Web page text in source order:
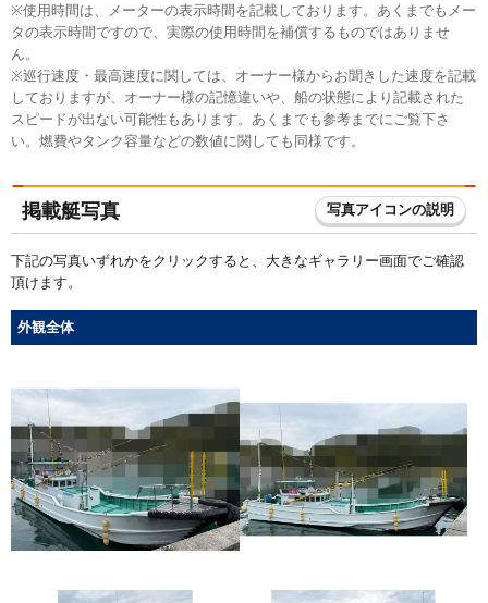
※使用時間は、メーターの表示時間を記載しております。あくまでもメー
タの表示時間ですので、実際の使用時間を補償するものではありませ
ん。
※巡行速度・最高速度に関しては、オーナー様からお聞きした速度を記載
しておりますが、オーナー様の記憶違いや、船の状態により記載された
スピードが出ない可能性もあります。あくまでも参考までにご覧下さ
い。燃費やタンク容量などの数値に関しても同様です。
掲載艇写真 写真アイコンの説明
下記の写真いずれかをクリックすると、大きなギャラリー画面でご確認
頂けます。
外観全体